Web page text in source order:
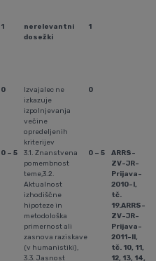
1
nerelevantni
dosežki
1
0
Izvajalec ne
izkazuje
izpolnjevanja
večine
opredeljenih
kriterijev
0
0 – 5
3.1. Znanstvena
pomembnost
teme,3.2.
Aktualnost
izhodiščne
hipoteze in
metodološka
primernost ali
zasnova raziskave
(v humanistiki),
3.3. Jasnost
0 – 5
ARRS-
ZV-JR-
Prijava-
2010-I,
tč.
19.ARRS-
ZV-JR-
Prijava-
2011-II,
tč. 10, 11,
12, 13, 14,